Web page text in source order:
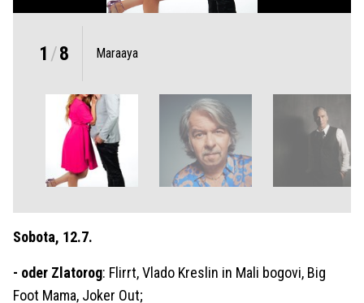
1 /8 Maraaya
Sobota, 12.7.
- oder Zlatorog: Flirrt, Vlado Kreslin in Mali bogovi, Big
Foot Mama, Joker Out;